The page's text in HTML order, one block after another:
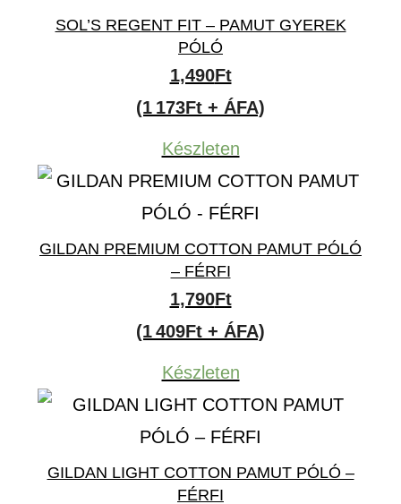
SOL’S REGENT FIT – PAMUT GYEREK
PÓLÓ
1,490Ft
(1 173Ft + ÁFA)
Készleten
GILDAN PREMIUM COTTON PAMUT PÓLÓ
– FÉRFI
1,790Ft
(1 409Ft + ÁFA)
Készleten
GILDAN LIGHT COTTON PAMUT PÓLÓ –
FÉRFI